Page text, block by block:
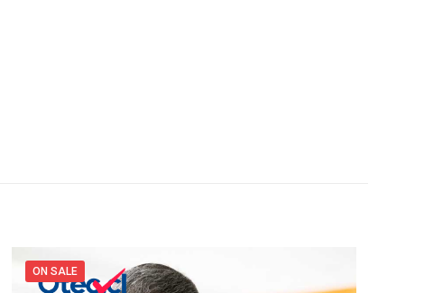
ON SALE